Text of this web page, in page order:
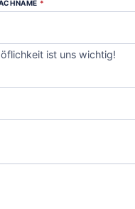
*
ist uns wichtig!